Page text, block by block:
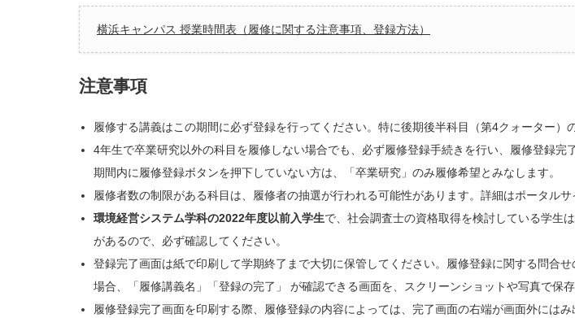
横浜キャンパス 授業時間表（履修に関する注意事項、登録方法）
注意事項
履修する講義はこの期間に必ず登録を行ってください。特に後期後半科目（第4クォーター）
4年生で卒業研究以外の科目を履修しない場合でも、必ず履修登録手続きを行い、履修登録完
期間内に履修登録ボタンを押下していない方は、「卒業研究」のみ履修希望とみなします。
履修者数の制限がある科目は、履修者の抽選が行われる可能性があります。詳細はポータル
環境経営システム学科の2022年度以前入学生で、社会調査士の資格取得を検討している学生
があるので、必ず確認してください。
登録完了画面は紙で印刷して学期終了まで大切に保管してください。履修登録に関する問合
場合、「履修講義名」「登録の完了」 が確認できる画面を、スクリーンショットや写真で保存
履修登録完了画面を印刷する際、履修登録の内容によっては、完了画面の右端が画面外には